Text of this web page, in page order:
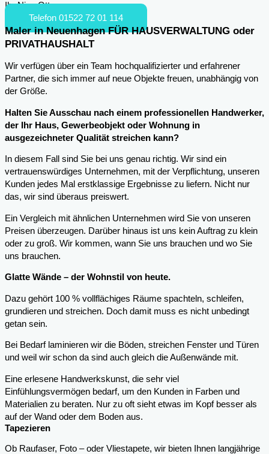
Ihr Nico Otto
Telefon 01522 72 01 114
Maler in Neuenhagen FÜR HAUSVERWALTUNG oder
PRIVATHAUSHALT
Wir verfügen über ein Team hochqualifizierter und erfahrener
Partner, die sich immer auf neue Objekte freuen, unabhängig von
der Größe.
Halten Sie Ausschau nach einem professionellen Handwerker,
der Ihr Haus, Gewerbeobjekt oder Wohnung in
ausgezeichneter Qualität streichen kann?
In diesem Fall sind Sie bei uns genau richtig. Wir sind ein
vertrauenswürdiges Unternehmen, mit der Verpflichtung, unseren
Kunden jedes Mal erstklassige Ergebnisse zu liefern. Nicht nur
das, wir sind überaus preiswert.
Ein Vergleich mit ähnlichen Unternehmen wird Sie von unseren
Preisen überzeugen. Darüber hinaus ist uns kein Auftrag zu klein
oder zu groß. Wir kommen, wann Sie uns brauchen und wo Sie
uns brauchen.
Glatte Wände – der Wohnstil von heute.
Dazu gehört 100 % vollflächiges Räume spachteln, schleifen,
grundieren und streichen. Doch damit muss es nicht unbedingt
getan sein.
Bei Bedarf laminieren wir die Böden, streichen Fenster und Türen
und weil wir schon da sind auch gleich die Außenwände mit.
Eine erlesene Handwerkskunst, die sehr viel
Einfühlungsvermögen bedarf, um den Kunden in Farben und
Materialien zu beraten. Nur zu oft sieht etwas im Kopf besser als
auf der Wand oder dem Boden aus.
Tapezieren
Ob Raufaser, Foto – oder Vliestapete, wir bieten Ihnen langjährige